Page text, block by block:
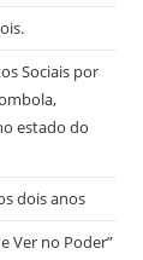
Sociais por
estado do
dois anos
Ver no Poder”